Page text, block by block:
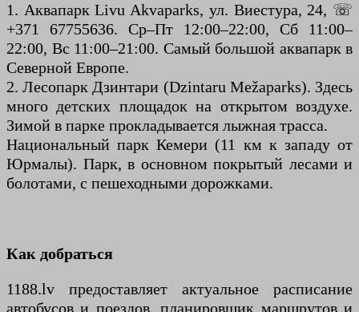
1. Аквапарк Livu Akvaparks, ул. Виестура, 24, ☏
+371 67755636. Ср–Пт 12:00–22:00, Сб 11:00–
22:00, Вс 11:00–21:00. Самый большой аквапарк в
Северной Европе.
2. Лесопарк Дзинтари (Dzintaru Mežaparks). Здесь
много детских площадок на открытом воздухе.
Зимой в парке прокладывается лыжная трасса.
Национальный парк Кемери (11 км к западу от
Юрмалы). Парк, в основном покрытый лесами и
болотами, с пешеходными дорожками.
Как добраться
1188.lv предоставляет актуальное расписание
автобусов и поездов, планировщик маршрутов и